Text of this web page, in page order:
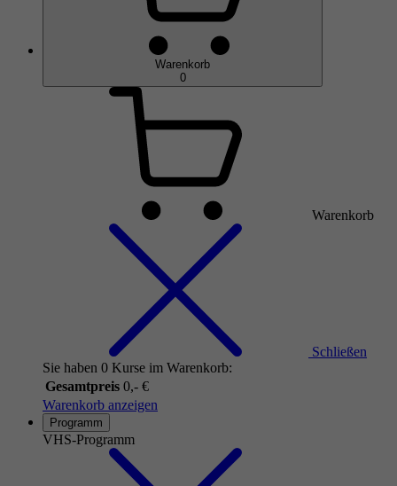
Warenkorb
0
Warenkorb
Schließen
Sie haben 0 Kurse im Warenkorb:
Gesamtpreis 0,- €
Warenkorb anzeigen
Programm
VHS-Programm